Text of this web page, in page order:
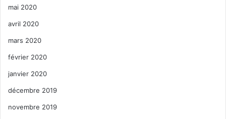
mai 2020
avril 2020
mars 2020
février 2020
janvier 2020
décembre 2019
novembre 2019